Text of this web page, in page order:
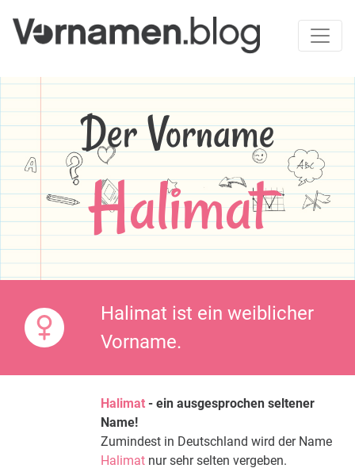
Der Vorname
Halimat
Halimat ist ein weiblicher
Vorname.
Halimat - ein ausgesprochen seltener
Name!
Zumindest in Deutschland wird der Name
Halimat nur sehr selten vergeben.